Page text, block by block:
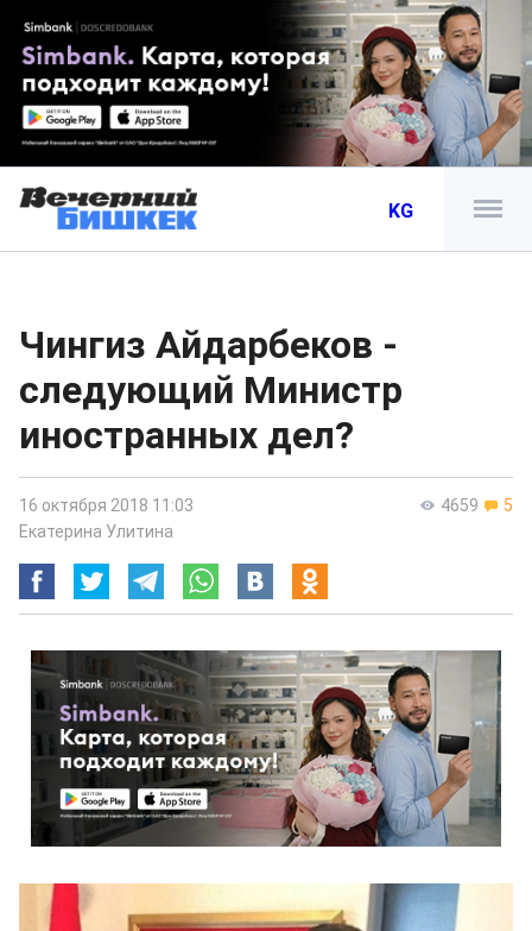
KG
Чингиз Айдарбеков -
следующий Министр
иностранных дел?
4659 5
16 октября 2018 11:03
Екатерина Улитина